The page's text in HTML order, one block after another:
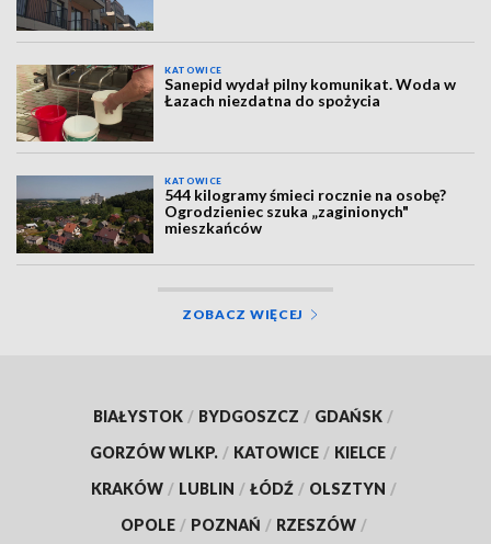
KATOWICE
Sanepid wydał pilny komunikat. Woda w
Łazach niezdatna do spożycia
KATOWICE
544 kilogramy śmieci rocznie na osobę?
Ogrodzieniec szuka „zaginionych"
mieszkańców
ZOBACZ WIĘCEJ
BIAŁYSTOK / BYDGOSZCZ / GDAŃSK /
GORZÓW WLKP. / KATOWICE / KIELCE /
KRAKÓW / LUBLIN / ŁÓDŹ / OLSZTYN /
OPOLE / POZNAŃ / RZESZÓW /